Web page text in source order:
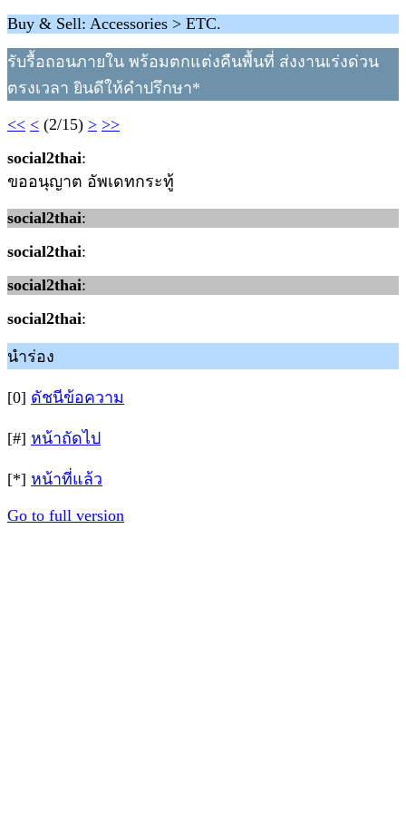
Buy & Sell: Accessories > ETC.
รับรื้อถอนภายใน พร้อมตกแต่งคืนพื้นที่ ส่งงานเร่งด่วน
ตรงเวลา ยินดีให้คำปรึกษา*
<< < (2/15) > >>
social2thai:
ขออนุญาต อัพเดทกระทู้
social2thai:
social2thai:
social2thai:
social2thai:
นำร่อง
[0] ดัชนีข้อความ
[#] หน้าถัดไป
[*] หน้าที่แล้ว
Go to full version